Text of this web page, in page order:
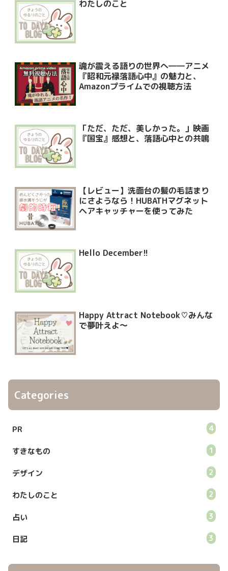
わたしのこと
魂が震える語りの世界へ――アニメ
『昭和元禄落語心中』の魅力と、
Amazonプライムでの視聴方法
「ただ、ただ、美しかった。」映画
『国宝』感想と、落語心中との共鳴
【レビュー】洗面台の髪の毛詰まり
にさようなら！HUBATHマグネット
ヘアキャッチャーを使ってみた
Hello December!!
Happy Attract Notebook♡みんな
で夢叶えよ〜
Categories
PR 4
すきなもの 1
デザイン 2
わたしのこと 2
占い 3
日記 3